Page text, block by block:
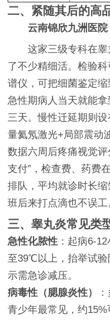
二、紧随其后的高
云南锦欣九洲医院
这家三级专科在睾
了不少精细活。检验
谱仪，可把细菌鉴定
急性期病人当天就能
三天。慢性迁延期则
量氦氖激光+局部震动
数据六周后疼痛视觉
支付”，检查费、药费
排队，平均就诊时长
班后来打点滴也不误工
三、睾丸炎常见类
急性化脓性 ：起病6-
至39℃以上，抬举试
示需急诊减压。
病毒性（腮腺炎性）
青少年最常见，约